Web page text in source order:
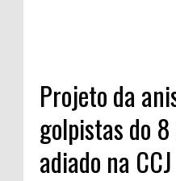
Projeto da
golpistas do
adiado na CCJ